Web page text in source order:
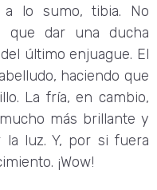
a lo sumo, tibia. No
que dar una ducha
último enjuague. El
haciendo que
La fría, en cambio,
más brillante y
la luz. Y, por si fuera
¡Wow!